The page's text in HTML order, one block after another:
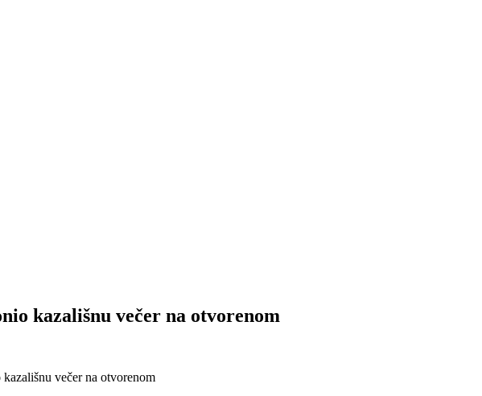
kazališnu večer na otvorenom